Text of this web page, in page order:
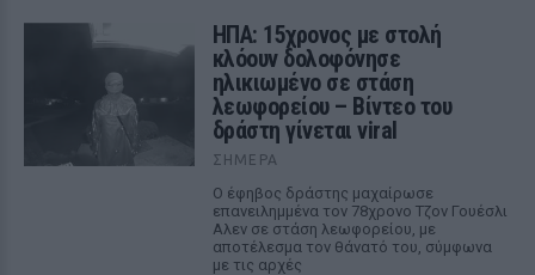
ΗΠΑ: 15χρονος με στολή
κλόουν δολοφόνησε
ηλικιωμένο σε στάση
λεωφορείου – Βίντεο του
δράστη γίνεται viral
ΣΉΜΕΡΑ
Ο έφηβος δράστης μαχαίρωσε
επανειλημμένα τον 78χρονο Τζον Γουέσλι
Αλεν σε στάση λεωφορείου, με
αποτέλεσμα τον θάνατό του, σύμφωνα
με τις αρχές